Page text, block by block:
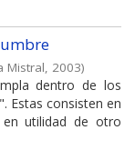
Mistral, 2003)
dentro de los
Estas consisten en
utilidad de otro